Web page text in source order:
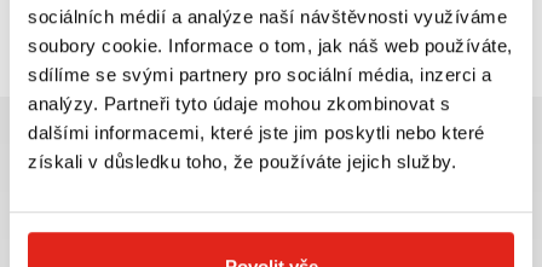
sociálních médií a analýze naší návštěvnosti využíváme
soubory cookie. Informace o tom, jak náš web používáte,
sdílíme se svými partnery pro sociální média, inzerci a
analýzy. Partneři tyto údaje mohou zkombinovat s
dalšími informacemi, které jste jim poskytli nebo které
získali v důsledku toho, že používáte jejich služby.
Prohlédli jste si2z 2produktů
Největší výběr moto
Doprava ZDARMA pro